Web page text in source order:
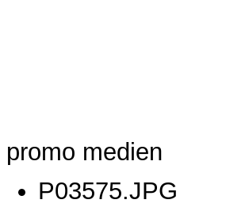
promo medien
P03575.JPG